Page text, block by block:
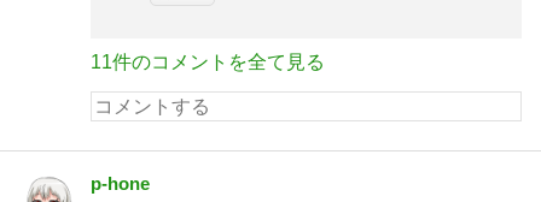
11件のコメントを全て見る
p-hone